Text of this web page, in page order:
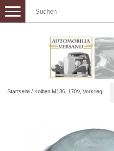
Toggle
navigation
Startseite / Kolben M136, 170V, Vorkrieg